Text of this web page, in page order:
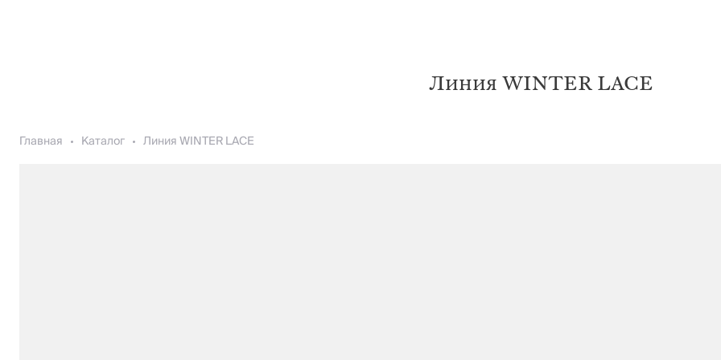
Линия WINTER LACE
Главная Каталог Линия WINTER LACE